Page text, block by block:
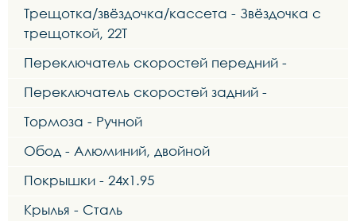
Трещотка/звёздочка/кассета - Звёздочка с
трещоткой, 22Т
Переключатель скоростей передний -
Переключатель скоростей задний -
Тормоза - Ручной
Обод - Алюминий, двойной
Покрышки - 24x1.95
Крылья - Сталь